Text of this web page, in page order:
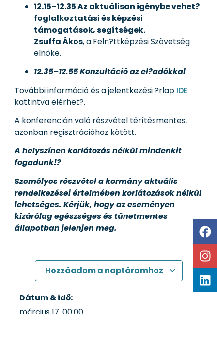
12.15–12.35Az aktuálisan igénybe vehet?
foglalkoztatási és képzési
támogatások, segítségek.
Zsuffa Ákos, a Feln?ttképzési Szövetség
elnöke.
12.35–12.55 Konzultáció az el?adókkal
További információ és a jelentkezési ?rlap IDE
kattintva elérhet?.
A konferencián való részvétel térítésmentes,
azonban regisztrációhoz kötött.
A helyszínen korlátozás nélkül mindenkit
fogadunk!?
Személyes részvétel a kormány aktuális
rendelkezései értelmében korlátozások nélkül
lehetséges. Kérjük, hogy az eseményen
kizárólag egészséges és tünetmentes
állapotban jelenjen meg.
Hozzáadom a naptáramhoz
Dátum & idő:
március 17. 00:00